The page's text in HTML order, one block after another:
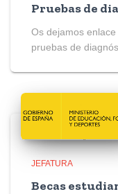
Pruebas de
Os dejamos
pruebas de
JEFATURA
Becas